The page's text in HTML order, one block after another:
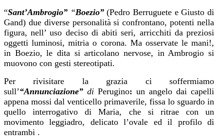
“Sant’Ambrogio” “Boezio”(Pedro Berruguete e Giusto di
Gand) due diverse personalità si confrontano, potenti nella
figura, nell’ uso deciso di abiti seri, arricchiti da preziosi
oggetti luminosi, mitria o corona. Ma osservate le mani!,
in Boezio, le dita si articolano nervose, in Ambrogio si
muovono con gesti stereotipati.
Per rivisitare la grazia ci soffermiamo
sull’“Annunciazione” di Perugino: un angelo dai capelli
appena mossi dal venticello primaverile, fissa lo sguardo in
quello interrogativo di Maria, che si ritrae con un
movimento leggiadro, delicato l’ovale ed il profilo di
entrambi .